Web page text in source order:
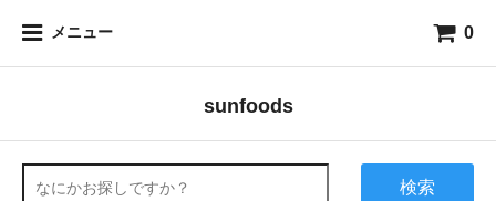
メニュー 0
sunfoods
検索